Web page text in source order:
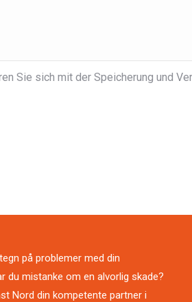
Sie sich mit der Speicherung und
på problemer med din
du mistanke om en alvorlig skade?
Nord din kompetente partner i